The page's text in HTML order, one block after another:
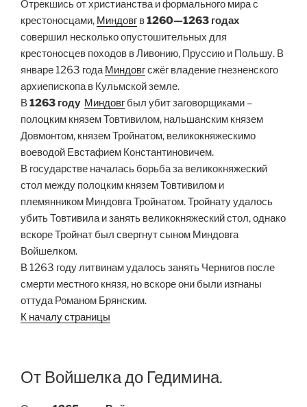
Отрекшись от христианства и формального мира с
крестоносцами, Миндовг в1260—1263 годах
совершил несколько опустошительных для
крестоносцев походов в Ливонию, Пруссию и Польшу. В
январе 1263 годаМиндовгсжёг владение гнезненского
архиепископа в Кульмской земле.
В1263 году Миндовг был убит заговорщиками –
полоцким князем Товтивилом, нальшанским князем
Довмонтом, князем Тройнатом, великокняжескимо
воеводой Евстафием Константиновичем.
В государстве началась борьба за великокняжеский
стол между полоцким князем Товтивилом и
племянником Миндовга Тройнатом. Тройнату удалось
убить Товтивила и занять великокняжеский стол, однако
вскоре Тройнат был свергнут сыном Миндовга
Войшелком.
В 1263 году литвинам удалось занять Чернигов после
смерти местного князя, но вскоре они были изгнаны
оттуда Романом Брянским.
К началу страницы
От Войшелка до Гедимина.